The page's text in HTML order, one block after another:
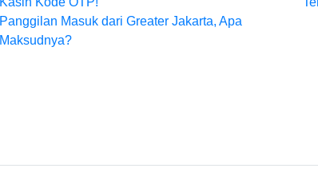
Panggilan Masuk dari Greater Jakarta, Apa
Maksudnya?